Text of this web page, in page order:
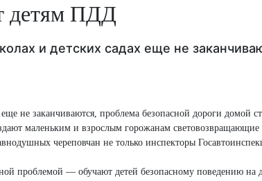
детям ПДД
и детских садах еще не
не заканчиваются, проблема безопасной дороги домой
маленьким и взрослым горожанам
череповчан не только инспекторы
проблемой — обучают детей безопасному поведению на